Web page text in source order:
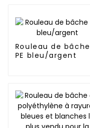
Rouleau de bâche
PE bleu/argent